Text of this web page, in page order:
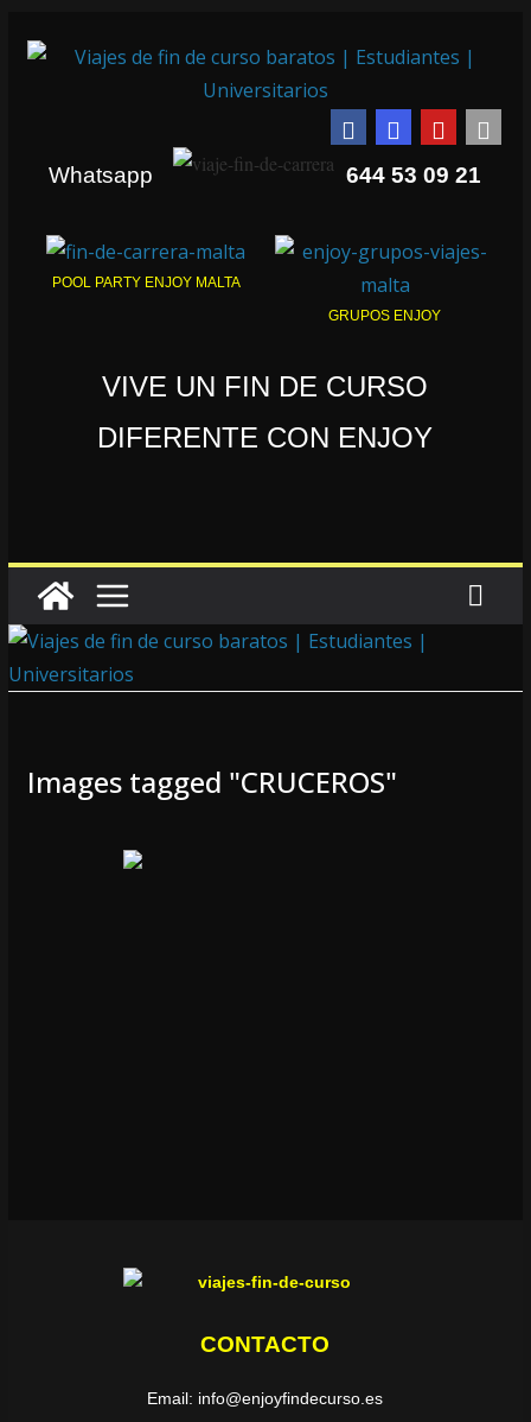
Whatsapp 644 53 09 21
POOL PARTY ENJOY MALTA
GRUPOS ENJOY
VIVE UN FIN DE CURSO
DIFERENTE CON ENJOY
Images tagged "CRUCEROS"
CONTACTO
Email: info@enjoyfindecurso.es